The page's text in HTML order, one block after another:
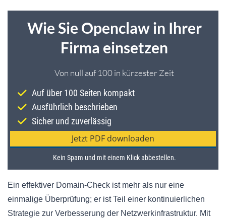
Ein effektiver Domain-Check ist mehr als nur eine
einmalige Überprüfung; er ist Teil einer kontinuierlichen
Strategie zur Verbesserung der Netzwerkinfrastruktur. Mit